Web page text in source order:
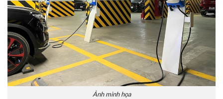
Ảnh minh họa